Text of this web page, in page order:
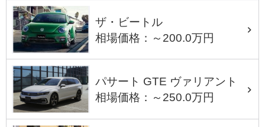
ザ・ビートル
相場価格：～200.0万円
パサート GTE ヴァリアント
相場価格：～250.0万円